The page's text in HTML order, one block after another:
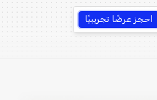
احجز عرضًا تجريبيًا